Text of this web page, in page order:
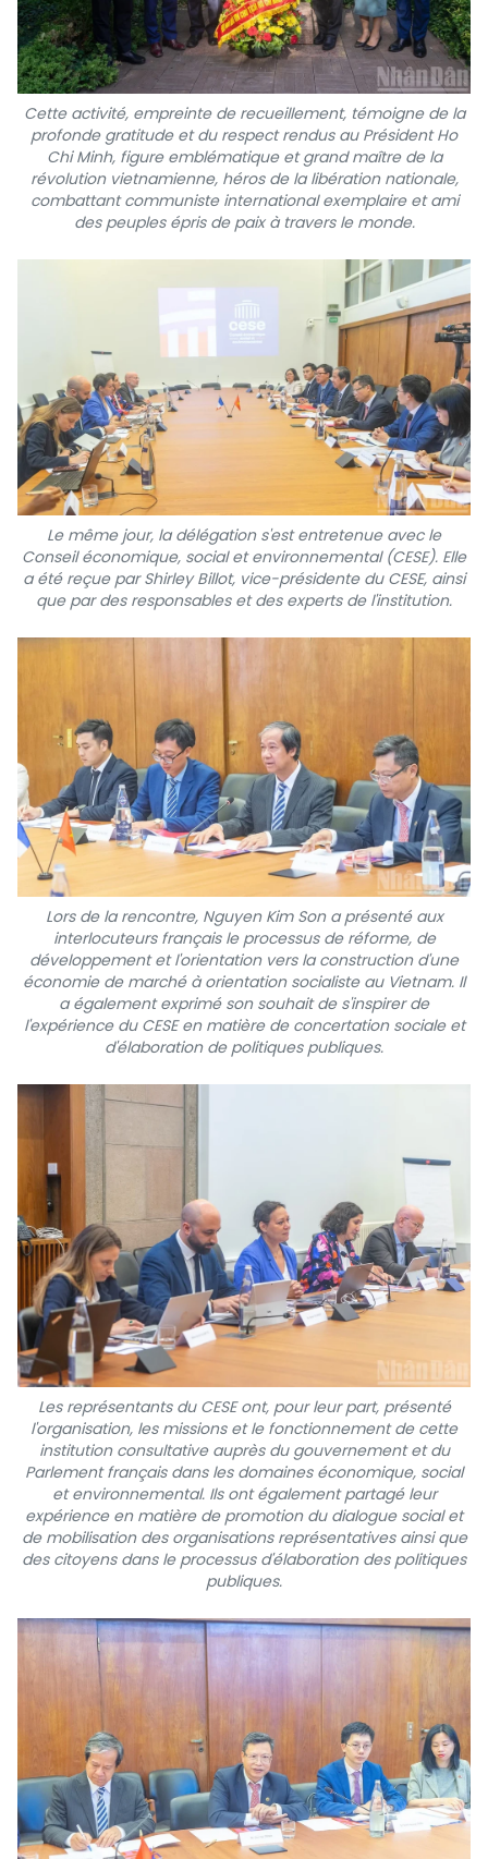
Cette activité, empreinte de recueillement, témoigne de la
profonde gratitude et du respect rendus au Président Ho
Chi Minh, figure emblématique et grand maître de la
révolution vietnamienne, héros de la libération nationale,
combattant communiste international exemplaire et ami
des peuples épris de paix à travers le monde.
Le même jour, la délégation s'est entretenue avec le
Conseil économique, social et environnemental (CESE). Elle
a été reçue par Shirley Billot, vice-présidente du CESE, ainsi
que par des responsables et des experts de l'institution.
Lors de la rencontre, Nguyen Kim Son a présenté aux
interlocuteurs français le processus de réforme, de
développement et l'orientation vers la construction d'une
économie de marché à orientation socialiste au Vietnam. Il
a également exprimé son souhait de s'inspirer de
l'expérience du CESE en matière de concertation sociale et
d'élaboration de politiques publiques.
Les représentants du CESE ont, pour leur part, présenté
l'organisation, les missions et le fonctionnement de cette
institution consultative auprès du gouvernement et du
Parlement français dans les domaines économique, social
et environnemental. Ils ont également partagé leur
expérience en matière de promotion du dialogue social et
de mobilisation des organisations représentatives ainsi que
des citoyens dans le processus d'élaboration des politiques
publiques.